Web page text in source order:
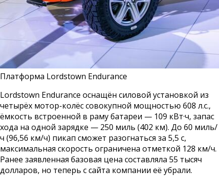
Платформа Lordstown Endurance
Lordstown Endurance оснащён силовой установкой из
четырёх мотор-колёс совокупной мощностью 608 л.с.,
ёмкость встроенной в раму батареи — 109 кВт·ч, запас
хода на одной зарядке — 250 миль (402 км). До 60 миль/
ч (96,56 км/ч) пикап сможет разогнаться за 5,5 с,
максимальная скорость ограничена отметкой 128 км/ч.
Ранее заявленная базовая цена составляла 55 тысяч
долларов, но теперь с сайта компании её убрали.